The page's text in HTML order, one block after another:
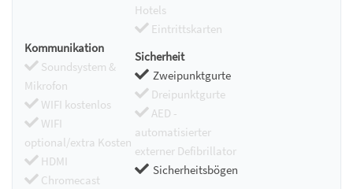
Hotels
Eintrittskarten
Kommunikation
Soundsystem &
Mikrofon
WIFI kostenlos
WIFI
optional/extra Kosten
HDMI
Chromecast
Sicherheit
Zweipunktgurte
Dreipunktgurte
AED -
automatisierter
externer Defibrillator
Sicherheitsbögen